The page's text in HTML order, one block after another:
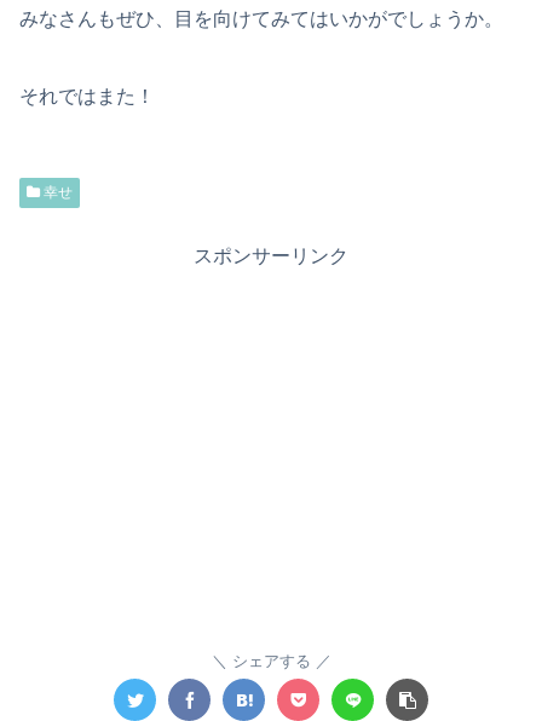
みなさんもぜひ、目を向けてみてはいかがでしょうか。
それではまた！
幸せ
スポンサーリンク
シェアする